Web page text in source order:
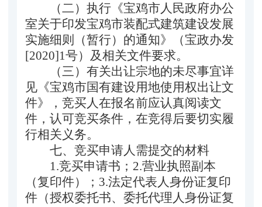
（二）执行 《宝鸡市人民政府办公
室关于印发宝鸡市装配式建筑建设发展
实施细则（暂行）的通知》（宝政办发
[2020]1号） 及相关文件要求。
（三） 有关出让宗地的未尽事宜详
见 《宝鸡市国有建设用地使用权出让文
件》， 竞买人在报名前应认真阅读文
件，认可竞买条件，在竞得后要切实履
行相关义务。
七、竞买申请人需提交的材料
1.竞买申请书；2.营业执照副本
（复印件）；3.法定代表人身份证复印
件（授权委托书、委托代理人身份证复